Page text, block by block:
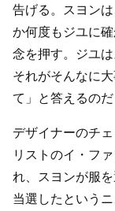
告げる。スヨン
か何度もジユに
念を押す。ジユ
それがそんなに
て」と答えるのだ
デザイナーのチ
リストのイ・フ
れ、スヨンが服
当選したという